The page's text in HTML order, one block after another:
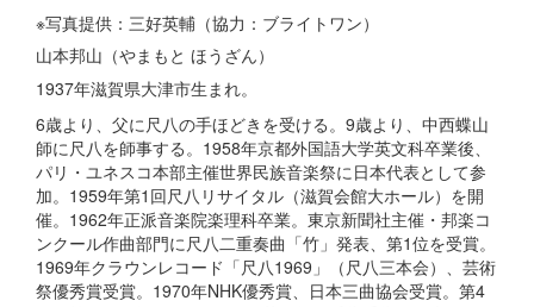
※写真提供：三好英輔（協力：ブライトワン）
山本邦山（やまもと ほうざん）
1937年滋賀県大津市生まれ。
6歳より、父に尺八の手ほどきを受ける。9歳より、中西蝶山
師に尺八を師事する。1958年京都外国語大学英文科卒業後、
パリ・ユネスコ本部主催世界民族音楽祭に日本代表として参
加。1959年第1回尺八リサイタル（滋賀会館大ホール）を開
催。1962年正派音楽院楽理科卒業。東京新聞社主催・邦楽コ
ンクール作曲部門に尺八二重奏曲「竹」発表、第1位を受賞。
1969年クラウンレコード「尺八1969」（尺八三本会）、芸術
祭優秀賞受賞。1970年NHK優秀賞、日本三曲協会受賞。第4